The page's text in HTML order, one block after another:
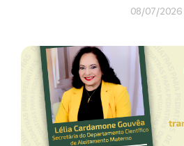
08/07/2026